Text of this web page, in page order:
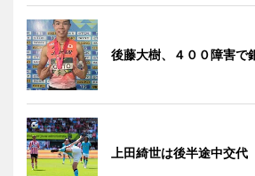
後藤大樹、４００障害で
上田綺世は後半途中交